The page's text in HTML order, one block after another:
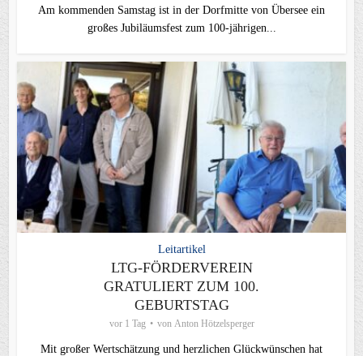
Am kommenden Samstag ist in der Dorfmitte von Übersee ein
großes Jubiläumsfest zum 100-jährigen...
Leitartikel
LTG-FÖRDERVEREIN
GRATULIERT ZUM 100.
GEBURTSTAG
vor 1 Tag von Anton Hötzelsperger
Mit großer Wertschätzung und herzlichen Glückwünschen hat